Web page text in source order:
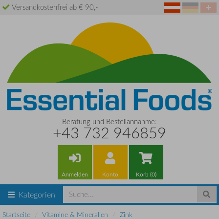
Versandkostenfrei ab € 90,-
Beratung und Bestellannahme:
+43 732 946859
Anmelden Konto Korb (0)
Kategorien
Startseite Vitamine & Mineralien Zink